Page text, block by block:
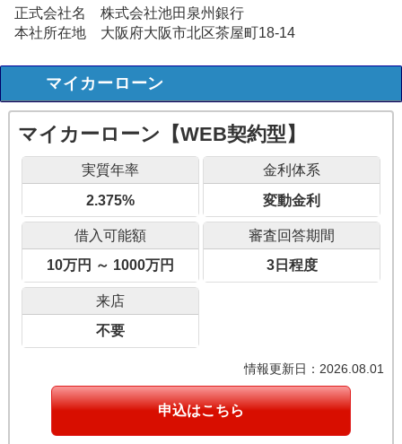
正式会社名
株式会社池田泉州銀行
本社所在地
大阪府大阪市北区茶屋町18-14
マイカーローン
情報更新日：2026.08.01
マイカーローン【WEB契約型】
実質年率
2.375%
金利体系
変動金利
借入可能額
10万円 ～ 1000万円
審査回答期間
3日程度
来店
不要
申込はこちら